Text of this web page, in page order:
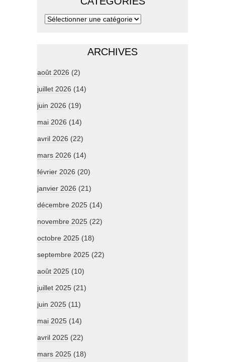
ARCHIVES
août 2026 (2)
juillet 2026 (14)
juin 2026 (19)
mai 2026 (14)
avril 2026 (22)
mars 2026 (14)
février 2026 (20)
janvier 2026 (21)
décembre 2025 (14)
novembre 2025 (22)
octobre 2025 (18)
septembre 2025 (22)
août 2025 (10)
juillet 2025 (21)
juin 2025 (11)
mai 2025 (14)
avril 2025 (22)
mars 2025 (18)